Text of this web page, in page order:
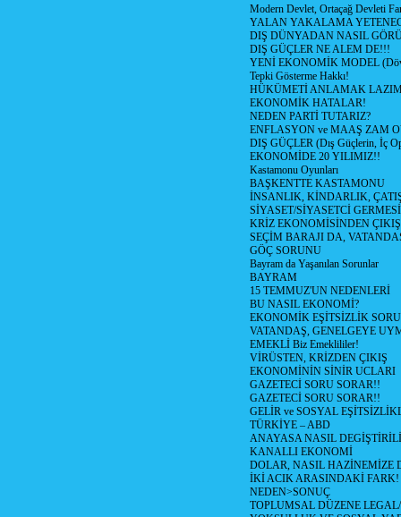
Modern Devlet, Ortaçağ Devleti
YALAN YAKALAMA
DIŞ DÜNYADAN NASIL
DIŞ GÜÇLER NE ALEM DE!!!
YENİ EKONOMİK MODEL
Tepki Gösterme Hakkı!
HÜKÜMETİ ANLAMAK
EKONOMİK HATALAR!
NEDEN PARTİ TUTARIZ?
ENFLASYON ve MAAŞ ZAM
DIŞ GÜÇLER (Dış Güçlerin, İç
EKONOMİDE 20 YILIMIZ!!
Kastamonu Oyunları
BAŞKENTTE KASTAMONU
İNSANLIK, KİNDARLIK,
SİYASET/SİYASETCİ
KRİZ EKONOMİSİNDEN ÇIKIŞ
SEÇİM BARAJI DA,
GÖÇ SORUNU
Bayram da Yaşanılan Sorunlar
BAYRAM
15 TEMMUZ'UN NEDENLERİ
BU NASIL EKONOMİ?
EKONOMİK EŞİTSİZLİK
VATANDAŞ, GENELGEYE
EMEKLİ Biz Emeklililer!
VİRÜSTEN, KRİZDEN ÇIKIŞ
EKONOMİNİN SİNİR UCLARI
GAZETECİ SORU SORAR!!
GAZETECİ SORU SORAR!!
GELİR ve SOSYAL
TÜRKİYE – ABD
ANAYASA NASIL
KANALLI EKONOMİ
DOLAR, NASIL HAZİNEMİZE
İKİ ACIK ARASINDAKİ FARK!
NEDEN>SONUÇ
TOPLUMSAL DÜZENE